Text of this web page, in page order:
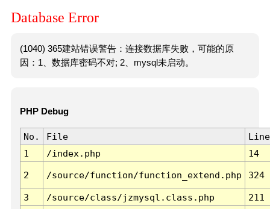
Database Error
(1040) 365建站错误警告：连接数据库失败，可能的原
因：1、数据库密码不对; 2、mysql未启动。
PHP Debug
No. File
Line
1
/index.php 14
2 /source/function/function_extend.php 324
3 /source/class/jzmysql.class.php
211